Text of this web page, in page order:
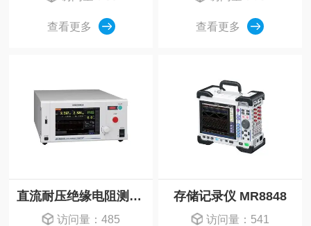
查看更多 查看更多
直流耐压绝缘电阻测试仪ST5680EOL
访问量：485
存储记录仪 MR8848
访问量：541